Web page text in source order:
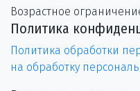
Возрастное
Политика
Политика обработки
на обработку